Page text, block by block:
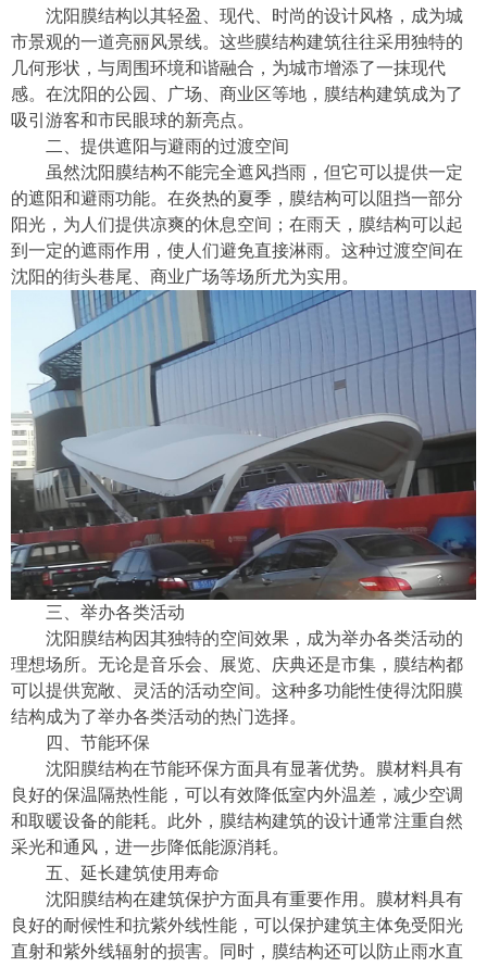
沈阳膜结构以其轻盈、现代、时尚的设计风格，成为城
市景观的一道亮丽风景线。这些膜结构建筑往往采用独特的
几何形状，与周围环境和谐融合，为城市增添了一抹现代
感。在沈阳的公园、广场、商业区等地，膜结构建筑成为了
吸引游客和市民眼球的新亮点。
二、提供遮阳与避雨的过渡空间
虽然沈阳膜结构不能完全遮风挡雨，但它可以提供一定
的遮阳和避雨功能。在炎热的夏季，膜结构可以阻挡一部分
阳光，为人们提供凉爽的休息空间；在雨天，膜结构可以起
到一定的遮雨作用，使人们避免直接淋雨。这种过渡空间在
沈阳的街头巷尾、商业广场等场所尤为实用。
三、举办各类活动
沈阳膜结构因其独特的空间效果，成为举办各类活动的
理想场所。无论是音乐会、展览、庆典还是市集，膜结构都
可以提供宽敞、灵活的活动空间。这种多功能性使得沈阳膜
结构成为了举办各类活动的热门选择。
四、节能环保
沈阳膜结构在节能环保方面具有显著优势。膜材料具有
良好的保温隔热性能，可以有效降低室内外温差，减少空调
和取暖设备的能耗。此外，膜结构建筑的设计通常注重自然
采光和通风，进一步降低能源消耗。
五、延长建筑使用寿命
沈阳膜结构在建筑保护方面具有重要作用。膜材料具有
良好的耐候性和抗紫外线性能，可以保护建筑主体免受阳光
直射和紫外线辐射的损害。同时，膜结构还可以防止雨水直